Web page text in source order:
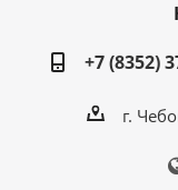
+7 (8352)
г.